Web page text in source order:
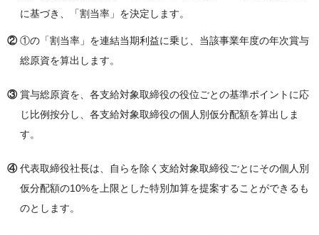
に基づき、「割当率」を決定します。
② ①の「割当率」を連結当期利益に乗じ、当該事業年度の年次賞与
総原資を算出します。
③ 賞与総原資を、各支給対象取締役の役位ごとの基準ポイントに応
じ比例按分し、各支給対象取締役の個人別仮分配額を算出しま
す。
④ 代表取締役社長は、自らを除く支給対象取締役ごとにその個人別
仮分配額の10%を上限とした特別加算を提案することができるも
のとします。